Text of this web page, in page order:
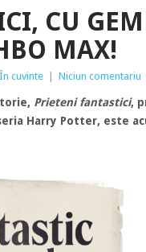
CU
MAX!
În cuvinte Niciun comentariu
Prieteni fantastici,
Harry Potter, este